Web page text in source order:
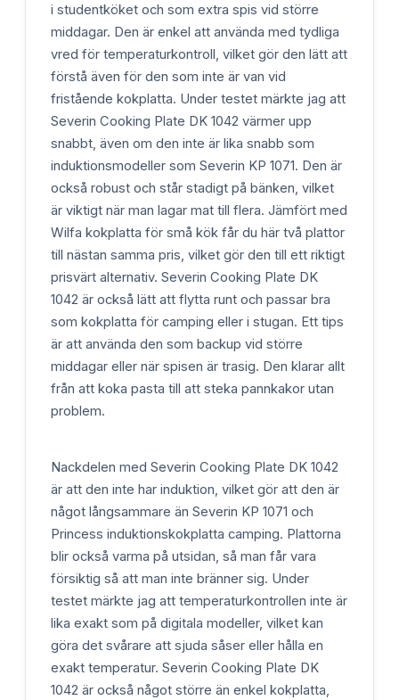
i studentköket och som extra spis vid större
middagar. Den är enkel att använda med tydliga
vred för temperaturkontroll, vilket gör den lätt att
förstå även för den som inte är van vid
fristående kokplatta. Under testet märkte jag att
Severin Cooking Plate DK 1042 värmer upp
snabbt, även om den inte är lika snabb som
induktionsmodeller som Severin KP 1071. Den är
också robust och står stadigt på bänken, vilket
är viktigt när man lagar mat till flera. Jämfört med
Wilfa kokplatta för små kök får du här två plattor
till nästan samma pris, vilket gör den till ett riktigt
prisvärt alternativ. Severin Cooking Plate DK
1042 är också lätt att flytta runt och passar bra
som kokplatta för camping eller i stugan. Ett tips
är att använda den som backup vid större
middagar eller när spisen är trasig. Den klarar allt
från att koka pasta till att steka pannkakor utan
problem.
Nackdelen med Severin Cooking Plate DK 1042
är att den inte har induktion, vilket gör att den är
något långsammare än Severin KP 1071 och
Princess induktionskokplatta camping. Plattorna
blir också varma på utsidan, så man får vara
försiktig så att man inte bränner sig. Under
testet märkte jag att temperaturkontrollen inte är
lika exakt som på digitala modeller, vilket kan
göra det svårare att sjuda såser eller hålla en
exakt temperatur. Severin Cooking Plate DK
1042 är också något större än enkel kokplatta,